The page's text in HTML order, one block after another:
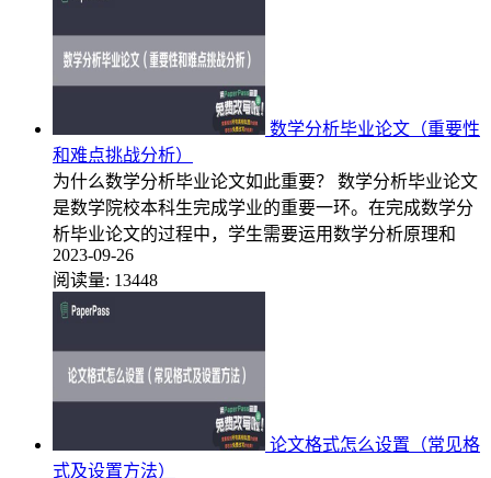
数学分析毕业论文（重要性
和难点挑战分析）
为什么数学分析毕业论文如此重要？ 数学分析毕业论文
是数学院校本科生完成学业的重要一环。在完成数学分
析毕业论文的过程中，学生需要运用数学分析原理和
2023-09-26
阅读量: 13448
论文格式怎么设置（常见格
式及设置方法）